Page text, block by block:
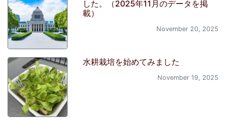
した。（2025年11月のデータを掲
載）
November 20, 2025
水耕栽培を始めてみました
November 19, 2025